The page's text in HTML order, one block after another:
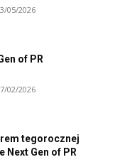
05/2026
of PR
02/2026
tegorocznej
Next Gen of PR